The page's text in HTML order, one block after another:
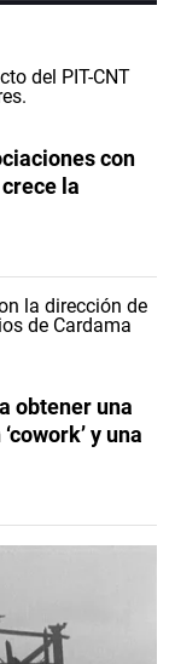
con
la
obtener una
y una